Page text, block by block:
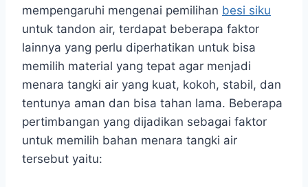
mempengaruhi mengenai pemilihan besi siku
untuk tandon air, terdapat beberapa faktor
lainnya yang perlu diperhatikan untuk bisa
memilih material yang tepat agar menjadi
menara tangki air yang kuat, kokoh, stabil, dan
tentunya aman dan bisa tahan lama. Beberapa
pertimbangan yang dijadikan sebagai faktor
untuk memilih bahan menara tangki air
tersebut yaitu: